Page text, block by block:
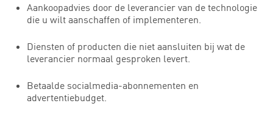
Aankoopadvies door de leverancier van de technologie
die u wilt aanschaffen of implementeren.
Diensten of producten die niet aansluiten bij wat de
leverancier normaal gesproken levert.
Betaalde socialmedia-abonnementen en
advertentiebudget.